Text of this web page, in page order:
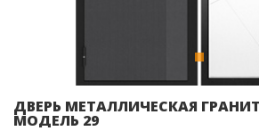
ДВЕРЬ МЕТАЛЛИЧЕСКАЯ
МОДЕЛЬ 29